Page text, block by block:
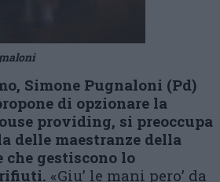
Simone Pugnaloni (Pd)
di opzionare la
providing, si preoccupa
delle maestranze della
che gestiscono lo
«Giu’ le mani pero’ da